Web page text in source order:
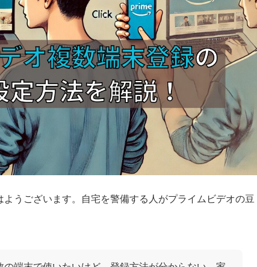
うございます。自宅を警備する人がプライムビデオの豆